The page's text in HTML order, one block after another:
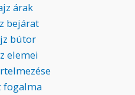
árak
bejárat
bútor
elemei
fogalma